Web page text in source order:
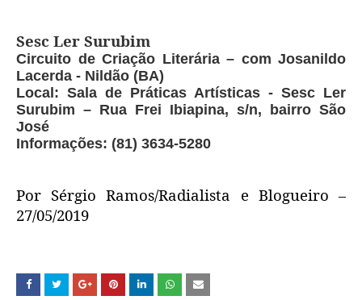
Sesc Ler Surubim
Circuito de Criação Literária – com Josanildo
Lacerda - Nildão (BA)
Local: Sala de Práticas Artísticas - Sesc Ler
Surubim – Rua Frei Ibiapina, s/n, bairro São
José
Informações: (81) 3634-5280
Por Sérgio Ramos/Radialista e Blogueiro –
27/05/2019